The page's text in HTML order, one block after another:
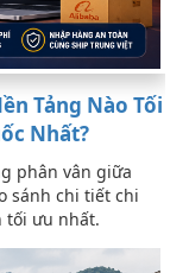
Tảng Nào Tối
Nhất?
phân vân giữa
sánh chi tiết chi
tối ưu nhất.